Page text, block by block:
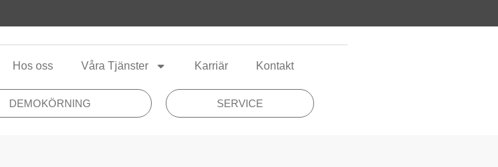
Hos oss Våra Tjänster Karriär Kontakt
DEMOKÖRNING SERVICE